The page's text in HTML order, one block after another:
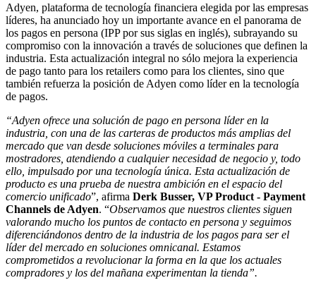
Adyen, plataforma de tecnología financiera elegida por las empresas
líderes, ha anunciado hoy un importante avance en el panorama de
los pagos en persona (IPP por sus siglas en inglés), subrayando su
compromiso con la innovación a través de soluciones que definen la
industria. Esta actualización integral no sólo mejora la experiencia
de pago tanto para los retailers como para los clientes, sino que
también refuerza la posición de Adyen como líder en la tecnología
de pagos.
“Adyen ofrece una solución de pago en persona líder en la
industria, con una de las carteras de productos más amplias del
mercado que van desde soluciones móviles a terminales para
mostradores, atendiendo a cualquier necesidad de negocio y, todo
ello, impulsado por una tecnología única. Esta actualización de
producto es una prueba de nuestra ambición en el espacio del
comercio unificado”, afirma Derk Busser, VP Product - Payment
Channels de Adyen. “Observamos que nuestros clientes siguen
valorando mucho los puntos de contacto en persona y seguimos
diferenciándonos dentro de la industria de los pagos para ser el
líder del mercado en soluciones omnicanal. Estamos
comprometidos a revolucionar la forma en la que los actuales
compradores y los del mañana experimentan la tienda”.